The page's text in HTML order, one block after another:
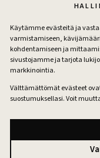
Käytämme evästeitä ja
varmistamiseen,
kohdentamiseen ja
sivustojamme ja tarjota
markkinointia.
Välttämättömät evästeet
suostumuksellasi. Voit